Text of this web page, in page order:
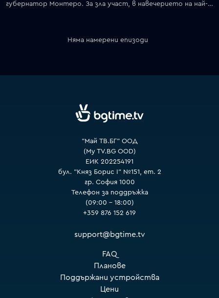
губернатор Монтеро. За зла участ, в навечерието на най-големия триумф – освобождението на Калифорния, Монтеро разкрива тайната самоличност на Зоро – дон Диего де ла Вега, напада бунтовника в дома му, взема го в плен, убива съпругата му и отвлича дъщеря му, която представя за свое дете. Двайсет години по-късно Монтеро се връща в Калифорния с намерението да наложи пълната си власт. След като научава за завръщането му, дон Диего бяга от дългогодишното си пленничество и планира отмъщение. Част от плана му е да обучи сираче, помогнало му като дете, да стане негов приемник. Заедно двамата се подготвят за битка с Монтеро и американския му главорез, за да спасят Калифорния и да се съберат с изгубената дъщеря на Диего. Още веднъж враговете на свободата и правдата в Калифорния трябва да се боят от човека, който оставя знака на Зоро.
Няма намерени епизоди
"Май ТВ.БГ" ООД
(My TV.BG OOD)
ЕИК 202254191
бул. "Княз Борис I" №151, ет. 2
гр. София 1000
Телефон за поддръжка
(09:00 – 18:00)
+359 876 152 619
support@bgtime.tv
FAQ
Планове
Поддържани устройства
Цени